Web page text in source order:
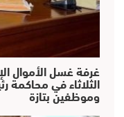
غرفة غسل الأموال
الثلاثاء في محاكمة
وموظفين بتازة